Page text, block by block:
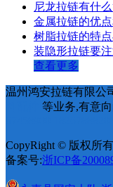
尼龙拉链有什
金属拉链的优
树脂拉链的特
装隐形拉链要
查看更多
温州鸿安拉链有限公
等业务,有意
CopyRight © 版权所
备案号:浙ICP备